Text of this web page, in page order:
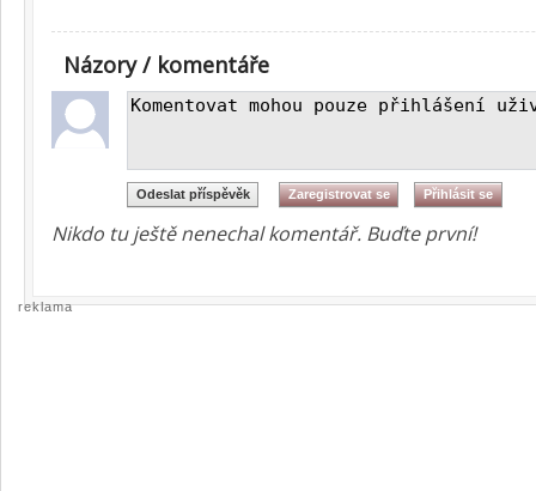
Názory / komentáře
Nikdo tu ještě nenechal komentář. Buďte první!
reklama